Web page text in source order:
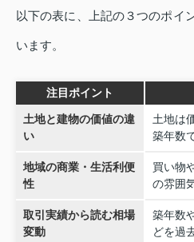
以下の表に、上記の３つのポイ
います。
注目ポイント
土地と建物の価値の違
い
土地は
築年数
地域の商業・生活利便
性
買い物
の雰囲
取引実績から読む相場
変動
築年数
どを過